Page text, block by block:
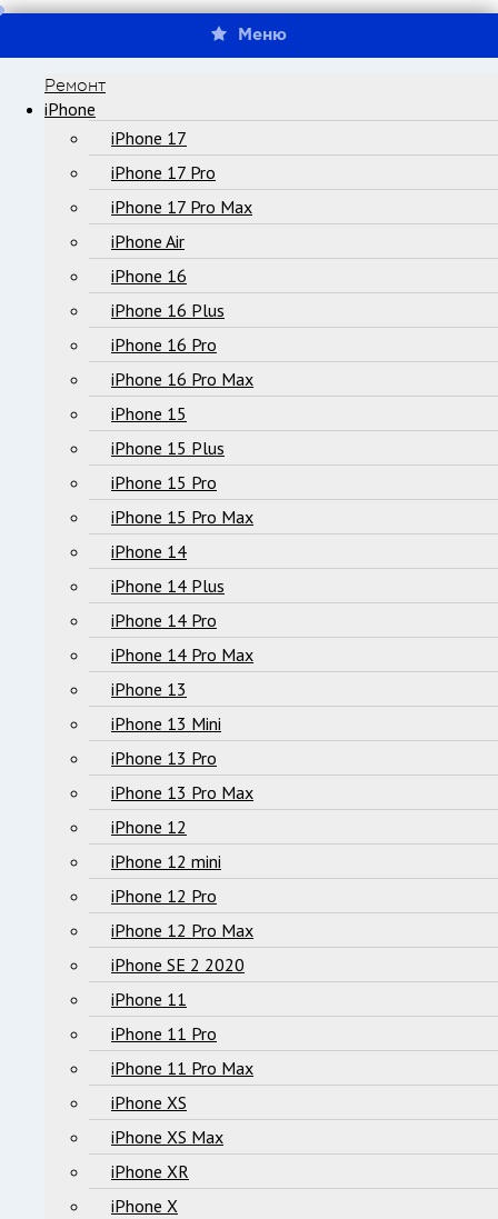
Меню
Ремонт
iPhone
iPhone 17
iPhone 17 Pro
iPhone 17 Pro Max
iPhone Air
iPhone 16
iPhone 16 Plus
iPhone 16 Pro
iPhone 16 Pro Max
iPhone 15
iPhone 15 Plus
iPhone 15 Pro
iPhone 15 Pro Max
iPhone 14
iPhone 14 Plus
iPhone 14 Pro
iPhone 14 Pro Max
iPhone 13
iPhone 13 Mini
iPhone 13 Pro
iPhone 13 Pro Max
iPhone 12
iPhone 12 mini
iPhone 12 Pro
iPhone 12 Pro Max
iPhone SE 2 2020
iPhone 11
iPhone 11 Pro
iPhone 11 Pro Max
iPhone XS
iPhone XS Max
iPhone XR
iPhone X